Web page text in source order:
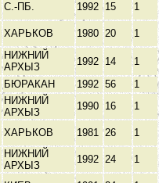
С.-ПБ. 1992 15 1
ХАРЬКОВ 1980 20 1
НИЖНИЙ
АРХЫЗ
1992 14 1
БЮРАКАН 1992 56 1
НИЖНИЙ
АРХЫЗ
1990 16 1
ХАРЬКОВ 1981 26 1
НИЖНИЙ
АРХЫЗ
1992 24 1